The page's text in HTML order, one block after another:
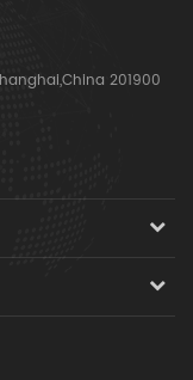
201900